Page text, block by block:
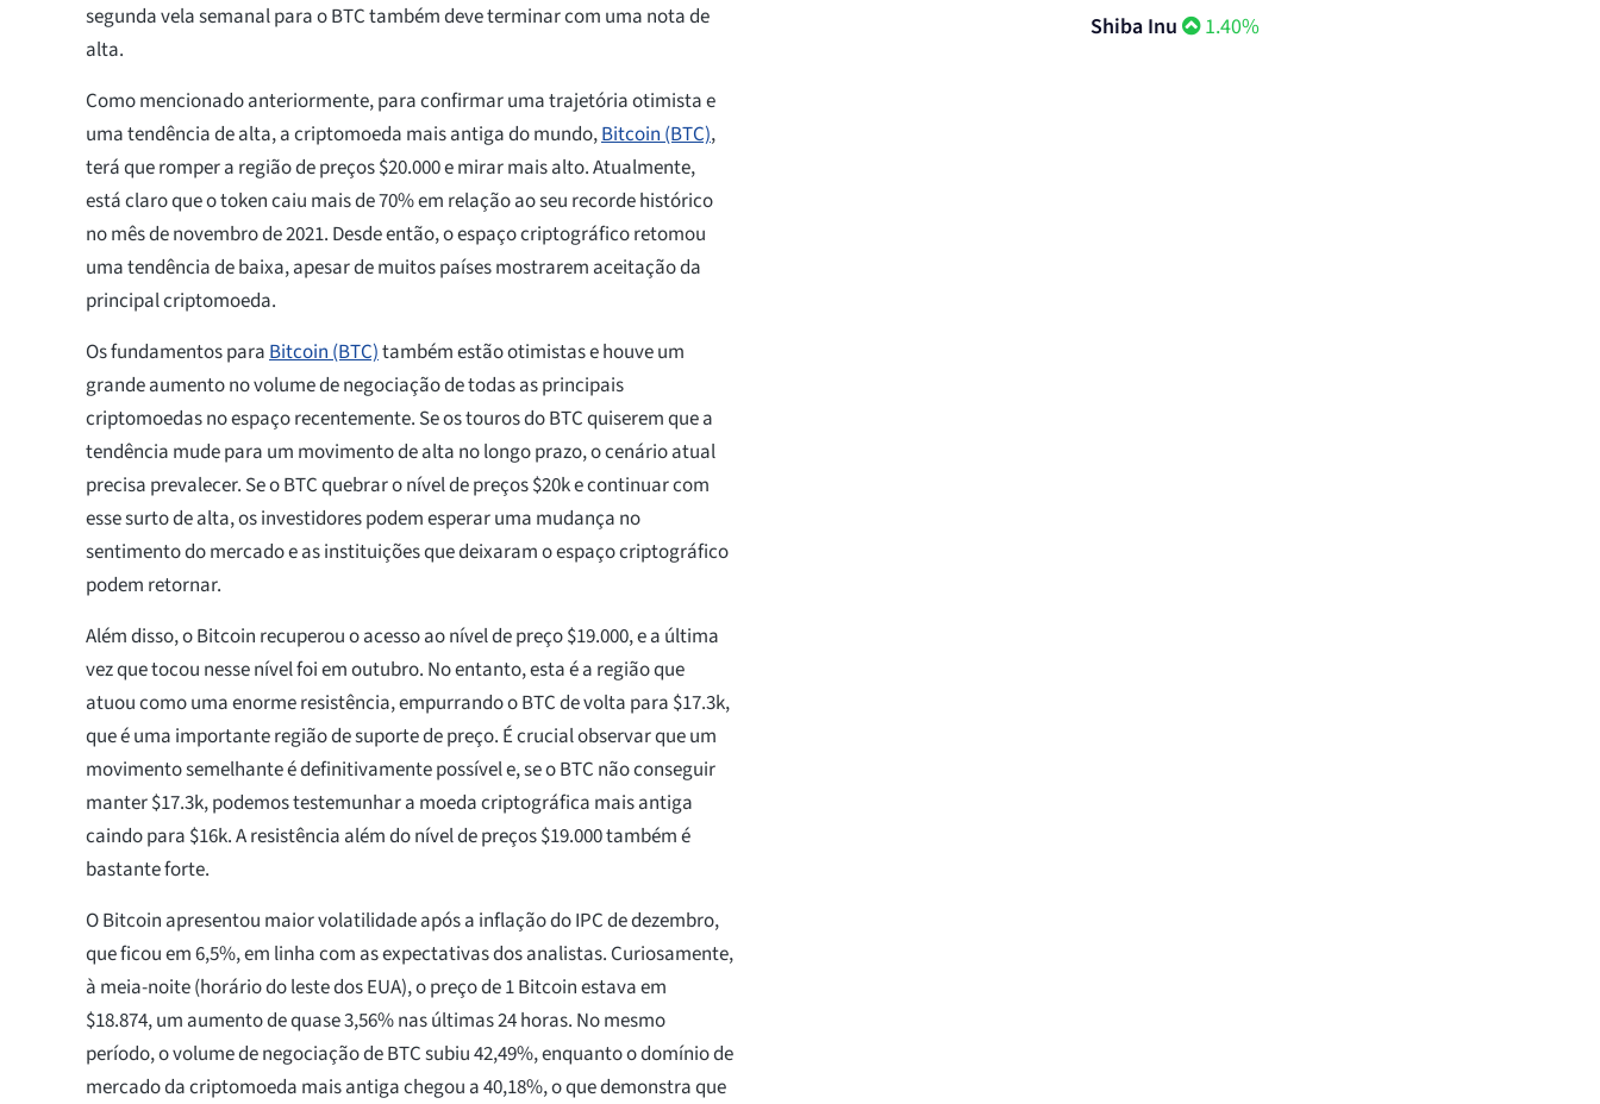
segunda vela semanal para o BTC também deve terminar com uma nota de
alta.
Como mencionado anteriormente, para confirmar uma trajetória otimista e
uma tendência de alta, a criptomoeda mais antiga do mundo,Bitcoin (BTC),
terá que romper a região de preços $20.000 e mirar mais alto. Atualmente,
está claro que o token caiu mais de 70% em relação ao seu recorde histórico
no mês de novembro de 2021. Desde então, o espaço criptográfico retomou
uma tendência de baixa, apesar de muitos países mostrarem aceitação da
principal criptomoeda.
Os fundamentos para Bitcoin (BTC)também estão otimistas e houve um
grande aumento no volume de negociação de todas as principais
criptomoedas no espaço recentemente. Se os touros do BTC quiserem que a
tendência mude para um movimento de alta no longo prazo, o cenário atual
precisa prevalecer. Se o BTC quebrar o nível de preços $20k e continuar com
esse surto de alta, os investidores podem esperar uma mudança no
sentimento do mercado e as instituições que deixaram o espaço criptográfico
podem retornar.
Além disso, o Bitcoin recuperou o acesso ao nível de preço $19.000, e a última
vez que tocou nesse nível foi em outubro. No entanto, esta é a região que
atuou como uma enorme resistência, empurrando o BTC de volta para $17.3k,
que é uma importante região de suporte de preço. É crucial observar que um
movimento semelhante é definitivamente possível e, se o BTC não conseguir
manter $17.3k, podemos testemunhar a moeda criptográfica mais antiga
caindo para $16k. A resistência além do nível de preços $19.000 também é
bastante forte.
O Bitcoin apresentou maior volatilidade após a inflação do IPC de dezembro,
que ficou em 6,5%, em linha com as expectativas dos analistas. Curiosamente,
à meia-noite (horário do leste dos EUA), o preço de 1 Bitcoin estava em
$18.874, um aumento de quase 3,56% nas últimas 24 horas. No mesmo
período, o volume de negociação de BTC subiu 42,49%, enquanto o domínio de
mercado da criptomoeda mais antiga chegou a 40,18%, o que demonstra que
Shiba Inu 1.40%